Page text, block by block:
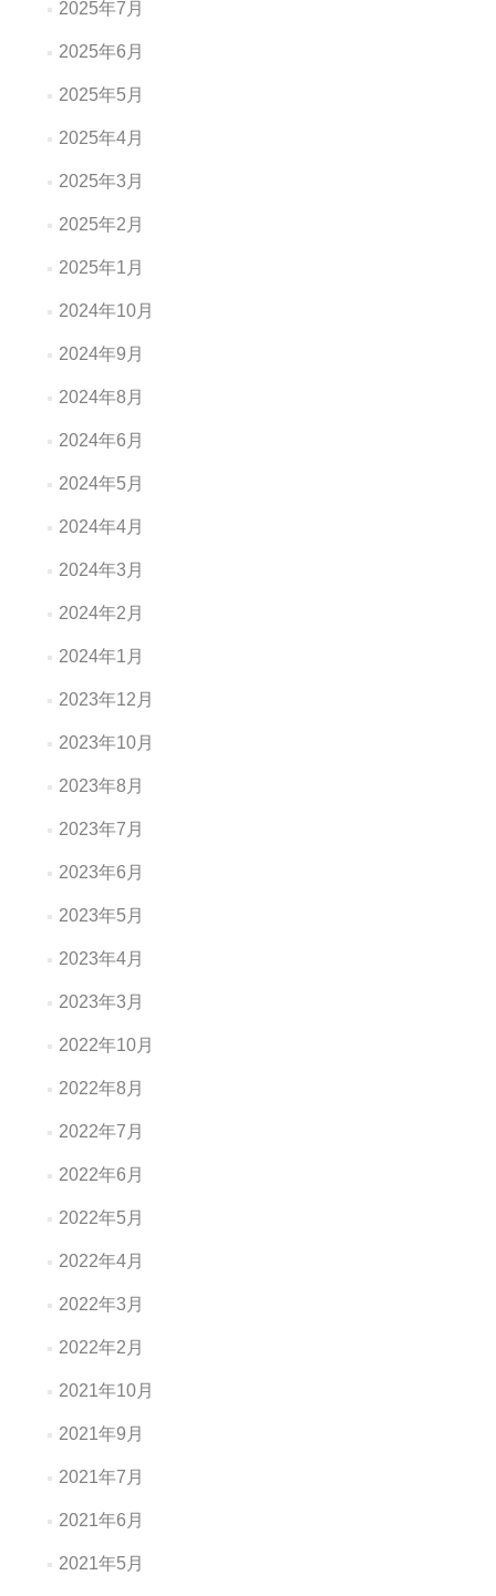
2025年7月
2025年6月
2025年5月
2025年4月
2025年3月
2025年2月
2025年1月
2024年10月
2024年9月
2024年8月
2024年6月
2024年5月
2024年4月
2024年3月
2024年2月
2024年1月
2023年12月
2023年10月
2023年8月
2023年7月
2023年6月
2023年5月
2023年4月
2023年3月
2022年10月
2022年8月
2022年7月
2022年6月
2022年5月
2022年4月
2022年3月
2022年2月
2021年10月
2021年9月
2021年7月
2021年6月
2021年5月